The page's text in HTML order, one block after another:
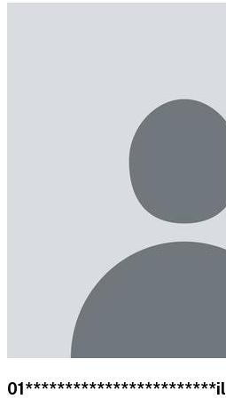
01************************il